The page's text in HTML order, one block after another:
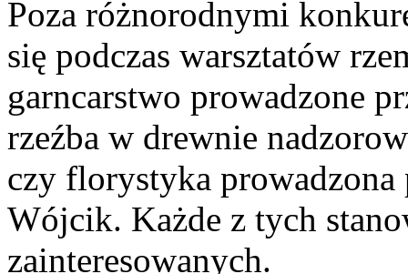
Poza różnorodnymi
się podczas warsztatów
garncarstwo prowadzone
rzeźba w drewnie
czy florystyka prowadzona
Wójcik. Każde z tych
zainteresowanych.